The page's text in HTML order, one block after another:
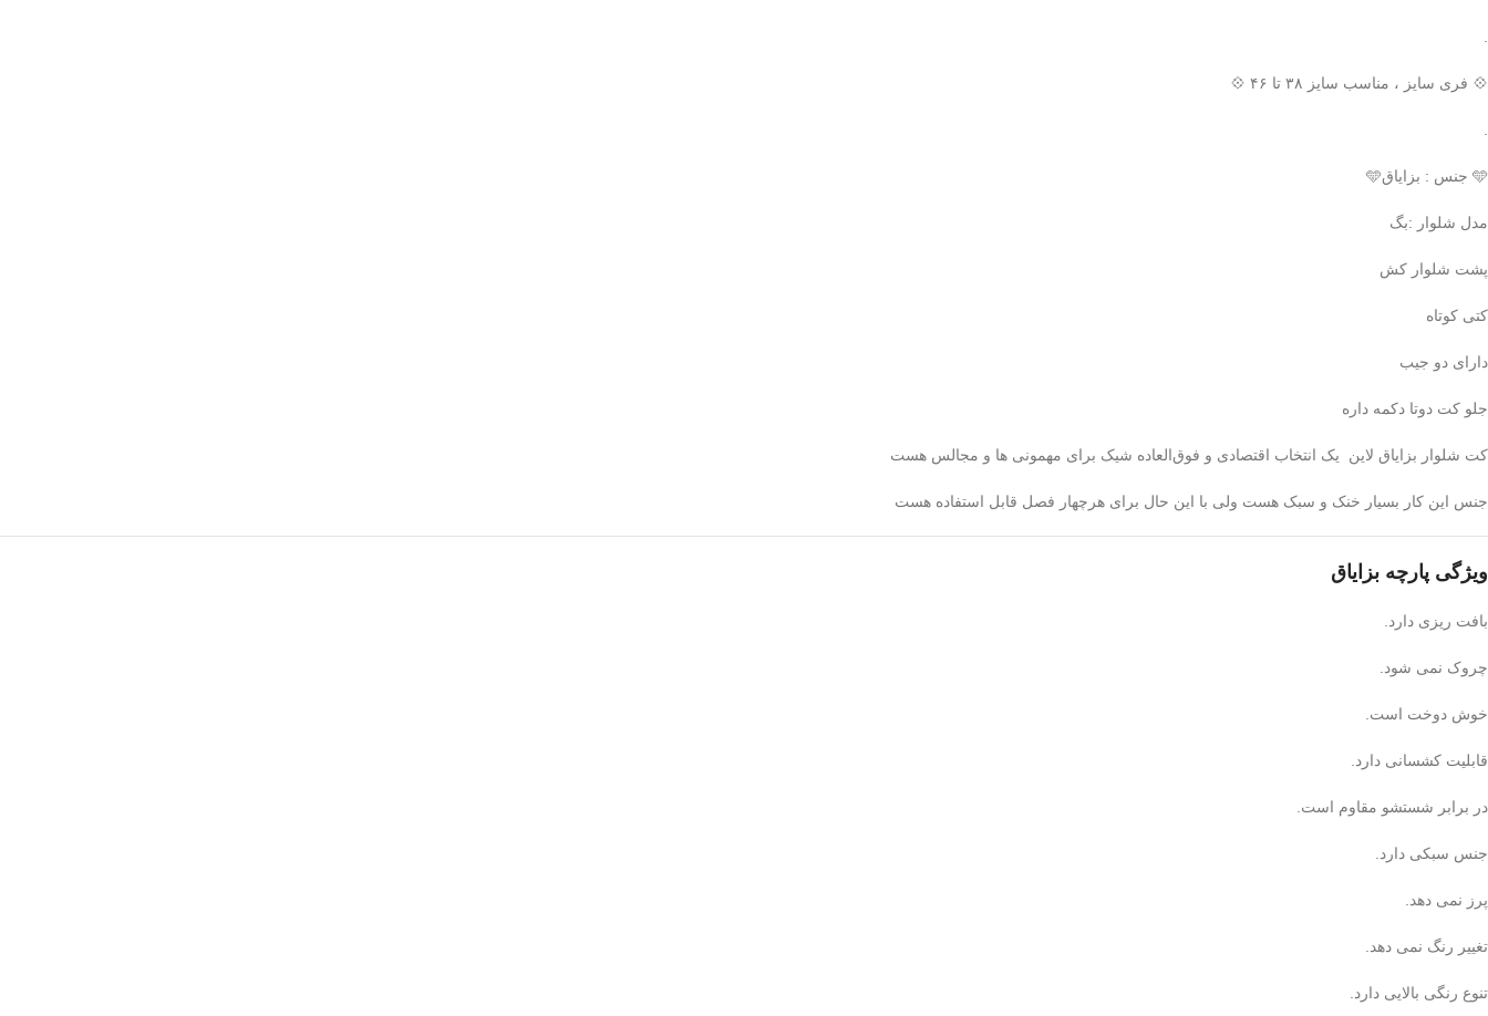
💠 فری سایز ، مناسب سایز ۳۸ تا ۴۶ 💠
🩵 جنس : بزایاق🩵
مدل شلوار :بگ
پشت شلوار کش
کتی کوتاه
دارای دو جیب
جلو کت دوتا دکمه داره
کت شلوار بزایاق لاین یک انتخاب اقتصادی و فوق‌العاده شیک برای مهمونی ها و مجالس هست
جنس این کار بسیار خنک و سبک هست ولی با این حال برای هرچهار فصل قابل استفاده هست
ویژگی پارچه بزایاق
بافت ریزی دارد.
چروک نمی شود.
خوش دوخت است.
قابلیت کشسانی دارد.
در برابر شستشو مقاوم است.
جنس سبکی دارد.
پرز نمی دهد.
تغییر رنگ نمی دهد.
تنوع رنگی بالایی دارد.